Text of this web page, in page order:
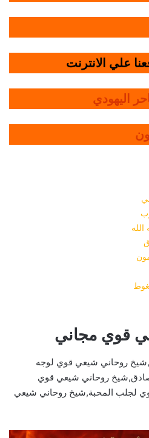
علي الانترنت
اليهودي
قوي مجاني
روحاني شيعي قوي لوجه
روحاني شيعي قوي
لجلب المحبة,شيخ روحاني شيعي